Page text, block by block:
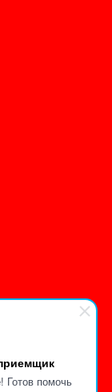
Готов помочь